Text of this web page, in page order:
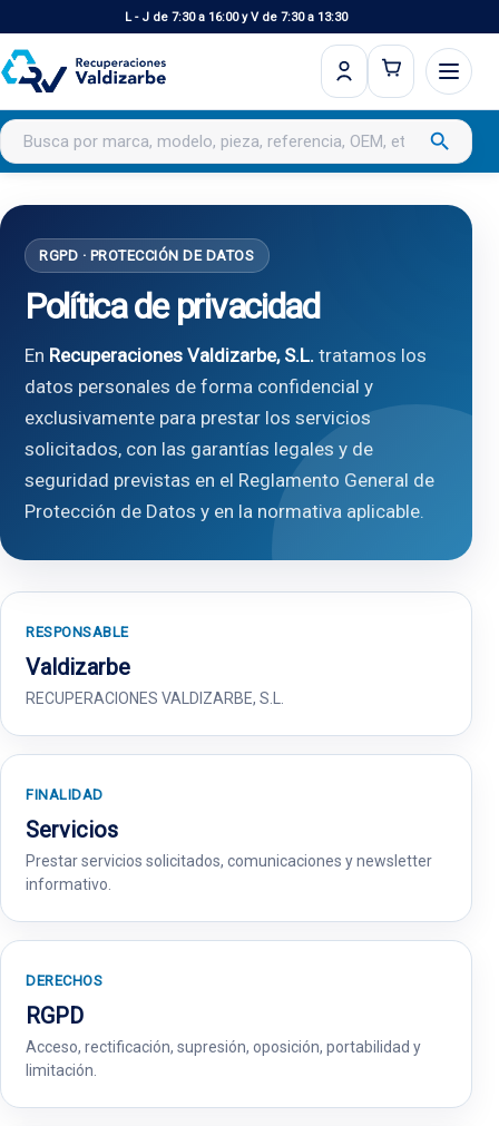
L - J de 7:30 a 16:00 y V de 7:30 a 13:30
Buscar productos search
RGPD · PROTECCIÓN DE DATOS
Política de privacidad
En Recuperaciones Valdizarbe, S.L. tratamos los
datos personales de forma confidencial y
exclusivamente para prestar los servicios
solicitados, con las garantías legales y de
seguridad previstas en el Reglamento General de
Protección de Datos y en la normativa aplicable.
RESPONSABLE
Valdizarbe
RECUPERACIONES VALDIZARBE, S.L.
FINALIDAD
Servicios
Prestar servicios solicitados, comunicaciones y newsletter
informativo.
DERECHOS
RGPD
Acceso, rectificación, supresión, oposición, portabilidad y
limitación.